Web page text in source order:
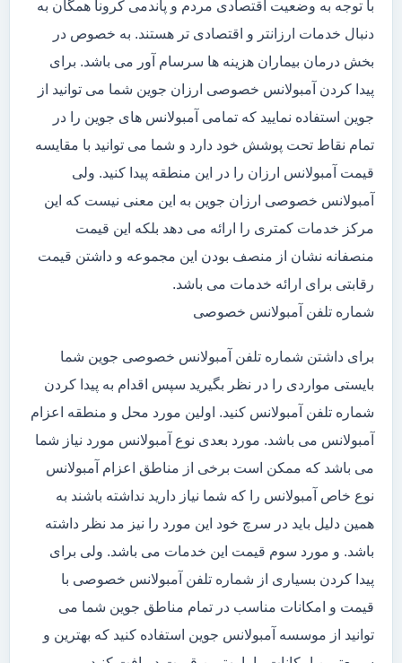
با توجه به وضعیت اقتصادی مردم و پاندمی کرونا همگان به
دنبال خدمات ارزانتر و اقتصادی تر هستند. به خصوص در
بخش درمان بیماران هزینه ها سرسام آور می باشد. برای
پیدا کردن آمبولانس خصوصی ارزان جوین شما می توانید از
جوین استفاده نمایید که تمامی آمبولانس های جوین را در
تمام نقاط تحت پوشش خود دارد و شما می توانید با مقایسه
قیمت آمبولانس ارزان را در این منطقه پیدا کنید. ولی
آمبولانس خصوصی ارزان جوین به این معنی نیست که این
مرکز خدمات کمتری را ارائه می دهد بلکه این قیمت
منصفانه نشان از منصف بودن این مجموعه و داشتن قیمت
رقابتی برای ارائه خدمات می باشد.
شماره تلفن آمبولانس خصوصی
برای داشتن شماره تلفن آمبولانس خصوصی جوین شما
بایستی مواردی را در نظر بگیرید سپس اقدام به پیدا کردن
شماره تلفن آمبولانس کنید. اولین مورد محل و منطقه اعزام
آمبولانس می باشد. مورد بعدی نوع آمبولانس مورد نیاز شما
می باشد که ممکن است برخی از مناطق اعزام آمبولانس
نوع خاص آمبولانس را که شما نیاز دارید نداشته باشند به
همین دلیل باید در سرچ خود این مورد را نیز مد نظر داشته
باشد. و مورد سوم قیمت این خدمات می باشد. ولی برای
پیدا کردن بسیاری از شماره تلفن آمبولانس خصوصی با
قیمت و امکانات مناسب در تمام مناطق جوین شما می
توانید از موسسه آمبولانس جوین استفاده کنید که بهترین و